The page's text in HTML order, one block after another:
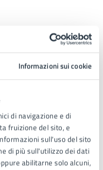
Informazioni sui cookie
di navigazione e di
fruizione del sito, e
sull'uso del sito
di più sull'utilizzo dei dati
abilitarne solo alcuni,
(PDF